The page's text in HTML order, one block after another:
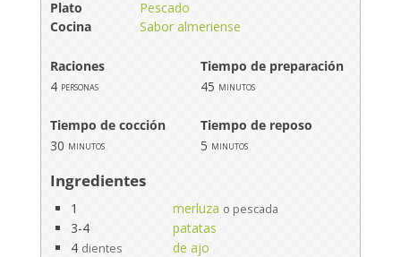
Plato
Pescado
Cocina
Sabor almeriense
Raciones
Tiempo de preparación
4 personas 45 minutos
Tiempo de cocción
Tiempo de reposo
30 minutos 5 minutos
Ingredientes
1 merluza o pescada
3-4
patatas
4 dientes
de ajo